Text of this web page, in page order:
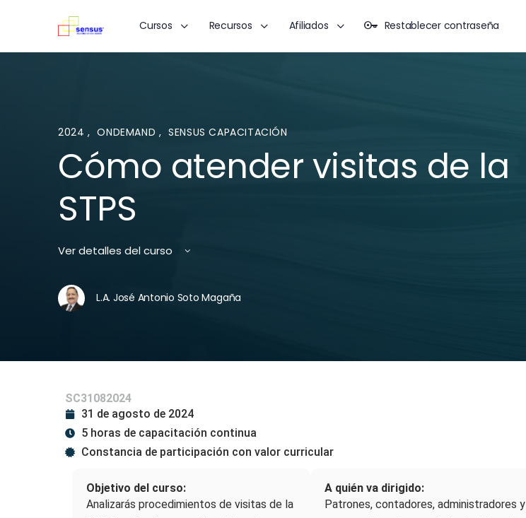
Cursos Recursos Afiliados Restablecer contraseña
2024, ONDEMAND , SENSUS CAPACITACIÓN
Cómo atender visitas de la
STPS
Ver detalles del curso
L.A. José Antonio Soto Magaña
SC31082024
31 de agosto de 2024
5 horas de capacitación continua
Constancia de participación con valor curricular
Objetivo del curso:
Analizarás procedimientos de visitas de la
A quién va dirigido:
Patrones, contadores, administradores y